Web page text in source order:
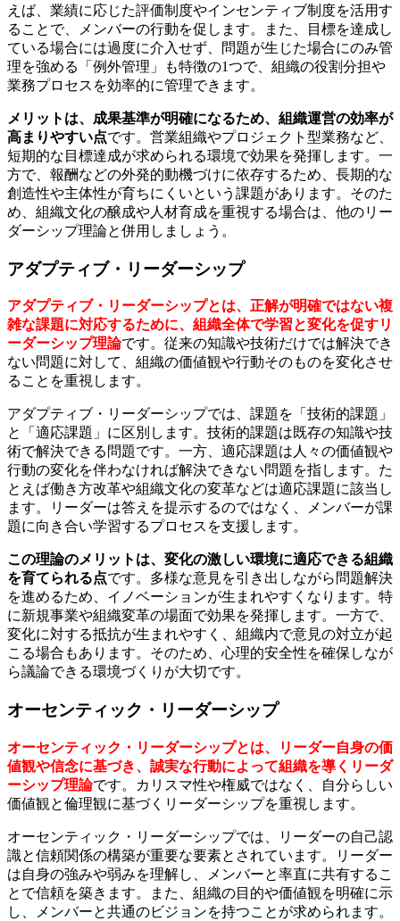
えば、業績に応じた評価制度やインセンティブ制度を活用す
ることで、メンバーの行動を促します。また、目標を達成し
ている場合には過度に介入せず、問題が生じた場合にのみ管
理を強める「例外管理」も特徴の1つで、組織の役割分担や
業務プロセスを効率的に管理できます。
メリットは、成果基準が明確になるため、組織運営の効率が
高まりやすい点です。営業組織やプロジェクト型業務など、
短期的な目標達成が求められる環境で効果を発揮します。一
方で、報酬などの外発的動機づけに依存するため、長期的な
創造性や主体性が育ちにくいという課題があります。そのた
め、組織文化の醸成や人材育成を重視する場合は、他のリー
ダーシップ理論と併用しましょう。
アダプティブ・リーダーシップ
アダプティブ・リーダーシップとは、正解が明確ではない複
雑な課題に対応するために、組織全体で学習と変化を促すリ
ーダーシップ理論です。従来の知識や技術だけでは解決でき
ない問題に対して、組織の価値観や行動そのものを変化させ
ることを重視します。
アダプティブ・リーダーシップでは、課題を「技術的課題」
と「適応課題」に区別します。技術的課題は既存の知識や技
術で解決できる問題です。一方、適応課題は人々の価値観や
行動の変化を伴わなければ解決できない問題を指します。た
とえば働き方改革や組織文化の変革などは適応課題に該当し
ます。リーダーは答えを提示するのではなく、メンバーが課
題に向き合い学習するプロセスを支援します。
この理論のメリットは、変化の激しい環境に適応できる組織
を育てられる点です。多様な意見を引き出しながら問題解決
を進めるため、イノベーションが生まれやすくなります。特
に新規事業や組織変革の場面で効果を発揮します。一方で、
変化に対する抵抗が生まれやすく、組織内で意見の対立が起
こる場合もあります。そのため、心理的安全性を確保しなが
ら議論できる環境づくりが大切です。
オーセンティック・リーダーシップ
オーセンティック・リーダーシップとは、リーダー自身の価
値観や信念に基づき、誠実な行動によって組織を導くリーダ
ーシップ理論です。カリスマ性や権威ではなく、自分らしい
価値観と倫理観に基づくリーダーシップを重視します。
オーセンティック・リーダーシップでは、リーダーの自己認
識と信頼関係の構築が重要な要素とされています。リーダー
は自身の強みや弱みを理解し、メンバーと率直に共有するこ
とで信頼を築きます。また、組織の目的や価値観を明確に示
し、メンバーと共通のビジョンを持つことが求められます。